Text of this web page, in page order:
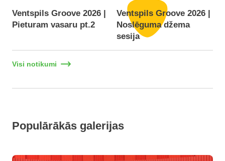
Ventspils Groove 2026 |
Pieturam vasaru pt.2
Ventspils Groove 2026 |
Noslēguma džema
sesija
Visi notikumi
Populārākās galerijas